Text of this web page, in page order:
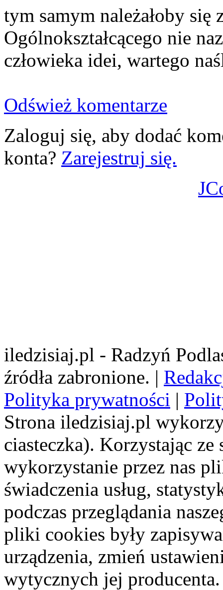
tym samym należałoby
Ogólnokształcącego nie
człowieka idei, wartego
Odśwież komentarze
Zaloguj się, aby dodać
konta? Zarejestruj się.
iledzisiaj.pl - Radzyń
źródła zabronione. |
Polityka prywatności |
Strona iledzisiaj.pl
ciasteczka). Korzystając
wykorzystanie przez nas
świadczenia usług,
podczas przeglądania
pliki cookies były
urządzenia, zmień
wytycznych jej producenta.